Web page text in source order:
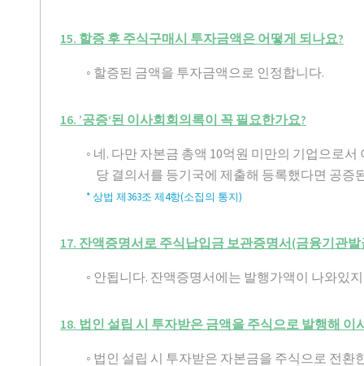
15. 할증 후 주식구매시 투자금액은 어떻게 되나요?
◦ 할증된 금액을 투자금액으로 인정합니다.
16. ’공증‘된 이사회회의록이 꼭 필요한가요?
◦ 네. 다만 자본금 총액 10억원 미만의 기업으로
당 결의서를 등기국에 제출해 등록했다면 공증
* 상법 제363조 제4항(소집의 통지)
17. 잔액증명서로 주식납입금 보관증명서(금융기관
◦ 안됩니다. 잔액증명서에는 발행가액이 나와있
18. 법인 설립 시 투자받은 금액을 주식으로 발행해
◦ 법인 설립 시 투자받은 자본금을 주식으로 전